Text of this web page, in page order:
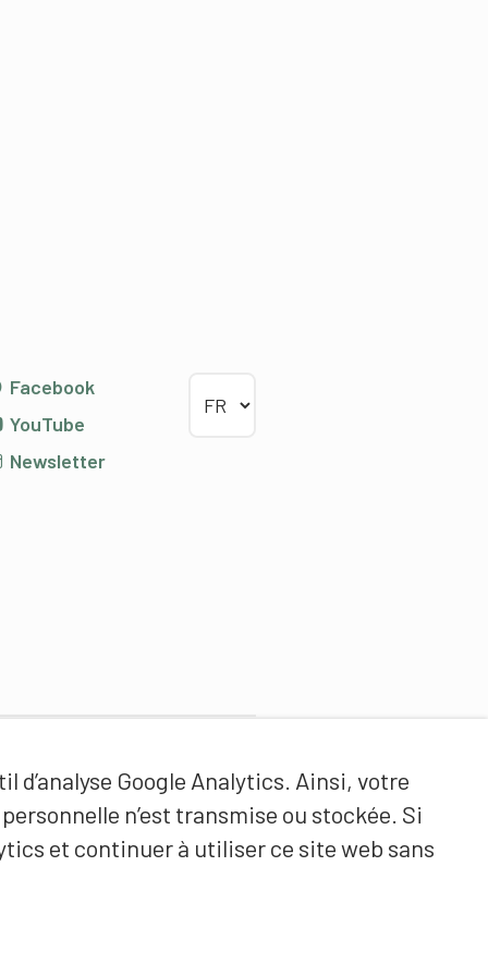
Google Analytics. Ainsi, votre
n’est transmise ou stockée. Si
et continuer à utiliser ce site web sans
Facebook
YouTube
Newsletter
école fédérale de sport
Macolin HEFSM